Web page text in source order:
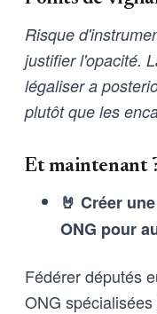
Risque
justifier l'opacité.
légaliser a
plutôt que les
Et maintenant
🤘 Créer
ONG pour
Fédérer députés
ONG